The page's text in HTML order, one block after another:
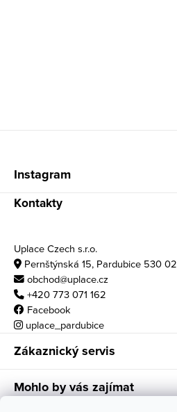
Instagram
Kontakty
Uplace Czech s.r.o.
Pernštýnská 15, Pardubice 530 02
obchod@uplace.cz
+420 773 071 162
Facebook
uplace_pardubice
Zákaznický servis
Mohlo by vás zajímat